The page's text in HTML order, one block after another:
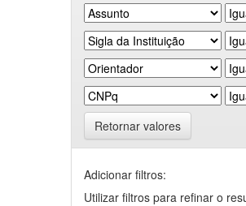
Retornar valores
Adicionar filtros:
Utilizar filtros para refinar o